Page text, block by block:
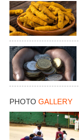
PHOTO GALLERY